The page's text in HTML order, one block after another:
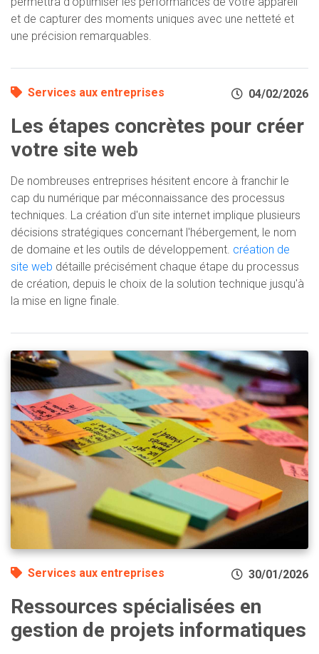
et de capturer des moments uniques avec une netteté et
une précision remarquables.
Services aux entreprises 04/02/2026
Les étapes concrètes pour créer
votre site web
De nombreuses entreprises hésitent encore à franchir le
cap du numérique par méconnaissance des processus
techniques. La création d'un site internet implique plusieurs
décisions stratégiques concernant l'hébergement, le nom
de domaine et les outils de développement. création de
site web détaille précisément chaque étape du processus
de création, depuis le choix de la solution technique jusqu'à
la mise en ligne finale.
Services aux entreprises 30/01/2026
Ressources spécialisées en
gestion de projets informatiques